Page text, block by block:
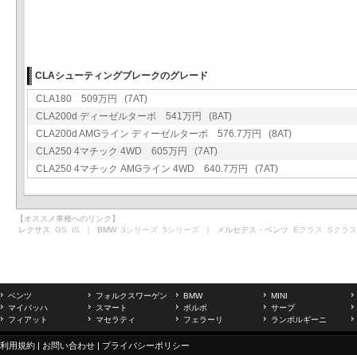
CLAシューティングブレークのグレード
CLA180 509万円 (7AT)
CLA200d ディーゼルターボ 541万円 (8AT)
CLA200d AMGライン ディーゼルターボ 576.7万円 (8AT)
CLA250 4マチック 4WD 605万円 (7AT)
CLA250 4マチック AMGライン 4WD 640.7万円 (7AT)
【オススメ車種へのリンク】
レクサス GS IS ｜ BMW 3シリーズ 5シリーズ ｜ メルセデス・ベンツ Eクラス Sクラス
ベンツ フォルクスワーゲン BMW
MINI
マイバッハ
スマート ボルボ
サーブ
フィアット
マセラティ フェラーリ ランボルギーニ
利用規約 | お問い合わせ | プライバシーポリシー